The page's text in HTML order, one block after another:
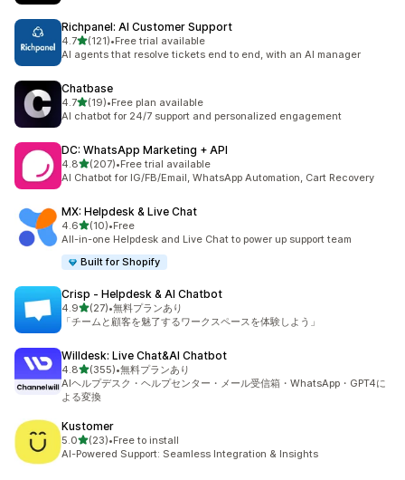
Richpanel: AI Customer Support
4.75つ星中
(121)
合計レビュー数：121件
•Free trial available
AI agents that resolve tickets end to end, with an AI manager
Chatbase
4.75つ星中
(19)
合計レビュー数：19件
•Free plan available
AI chatbot for 24/7 support and personalized engagement
DC: WhatsApp Marketing + API
4.85つ星中
(207)
合計レビュー数：207件
•Free trial available
AI Chatbot for IG/FB/Email, WhatsApp Automation, Cart Recovery
MX: Helpdesk & Live Chat
4.65つ星中
(10)
合計レビュー数：10件
•Free
All-in-one Helpdesk and Live Chat to power up support team
Built for Shopify
Crisp ‑ Helpdesk & AI Chatbot
4.95つ星中
(27)
合計レビュー数：27件
•無料プランあり
「チームと顧客を魅了するワークスペースを体験しよう」
Willdesk: Live Chat&AI Chatbot
4.85つ星中
(355)
合計レビュー数：355件
•無料プランあり
AIヘルプデスク・ヘルプセンター・メール受信箱・WhatsApp・GPT4に
よる変換
Kustomer
5.05つ星中
(23)
合計レビュー数：23件
•Free to install
AI-Powered Support: Seamless Integration & Insights